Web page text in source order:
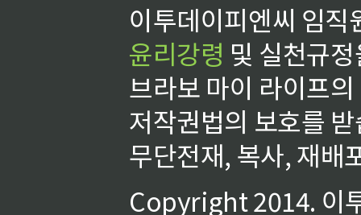
이투데이피엔씨 임
윤리강령 및 실천규
브라보 마이 라이프
저작권법의 보호를
무단전재, 복사, 재배
Copyright 2014. 이